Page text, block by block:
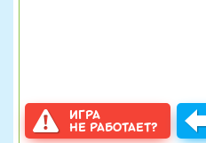
ИГРА
НЕ РАБОТАЕТ?